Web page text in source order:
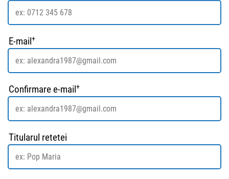
E-mail+
Confirmare e-mail+
Titularul retetei